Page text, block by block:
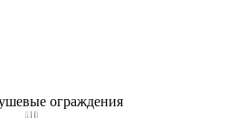
ограждения